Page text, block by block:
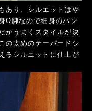
あり、シルエットはや
O脚なので細身のパン
かうまくスタイルが決
の太めのテーパードシ
るシルエットに仕上が